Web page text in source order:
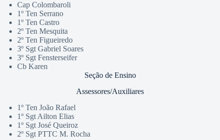
Cap Colombaroli
1º Ten Serrano
1º Ten Castro
2º Ten Mesquita
2º Ten Figueiredo
3º Sgt Gabriel Soares
3º Sgt Fensterseifer
Cb Karen
Seção de Ensino
Assessores/Auxiliares
1º Ten João Rafael
1º Sgt Ailton Elias
1º Sgt José Queiroz
2º Sgt PTTC M. Rocha